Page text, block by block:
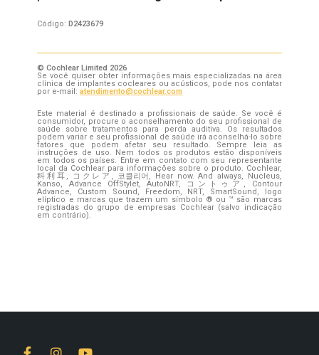
Código: D2423679
© Cochlear Limited 2026
Se você quiser obter informações mais especializadas na área
clínica de implantes cocleares ou acústicos, pode nos contatar
por e-mail:atendimento@cochlear.com
Este material é destinado a profissionais de saúde. Se você é
consumidor, procure o aconselhamento do seu profissional de
saúde sobre tratamentos para perda auditiva. Os resultados
podem variar e seu profissional de saúde irá aconselhá-lo sobre
fatores que podem afetar seu resultado. Sempre leia as
instruções de uso. Nem todos os produtos estão disponíveis
em todos os países. Entre em contato com seu representante
local da Cochlear para informações sobre o produto. Cochlear,
科利耳, コクレア, 코클리어, Hear now. And always, Nucleus,
Kanso, Advance OffStylet, AutoNRT, コントゥア, Contour
Advance, Custom Sound, Freedom, NRT, SmartSound, logo
elíptico e marcas que trazem um símbolo ® ou ™ são marcas
registradas do grupo de empresas Cochlear (salvo indicação
em contrário).